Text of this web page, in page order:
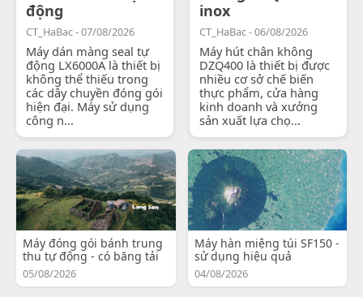
động
CT_HaBac - 07/08/2026
Máy dán màng seal tự
động LX6000A là thiết bị
không thể thiếu trong
các dây chuyền đóng gói
hiện đại. Máy sử dụng
công n...
inox
CT_HaBac - 06/08/2026
Máy hút chân không
DZQ400 là thiết bị được
nhiều cơ sở chế biến
thực phẩm, cửa hàng
kinh doanh và xưởng
sản xuất lựa chọ...
Máy đóng gói bánh trung
thu tự động - có băng tải
05/08/2026
Máy hàn miệng túi SF150 -
sử dụng hiệu quả
04/08/2026